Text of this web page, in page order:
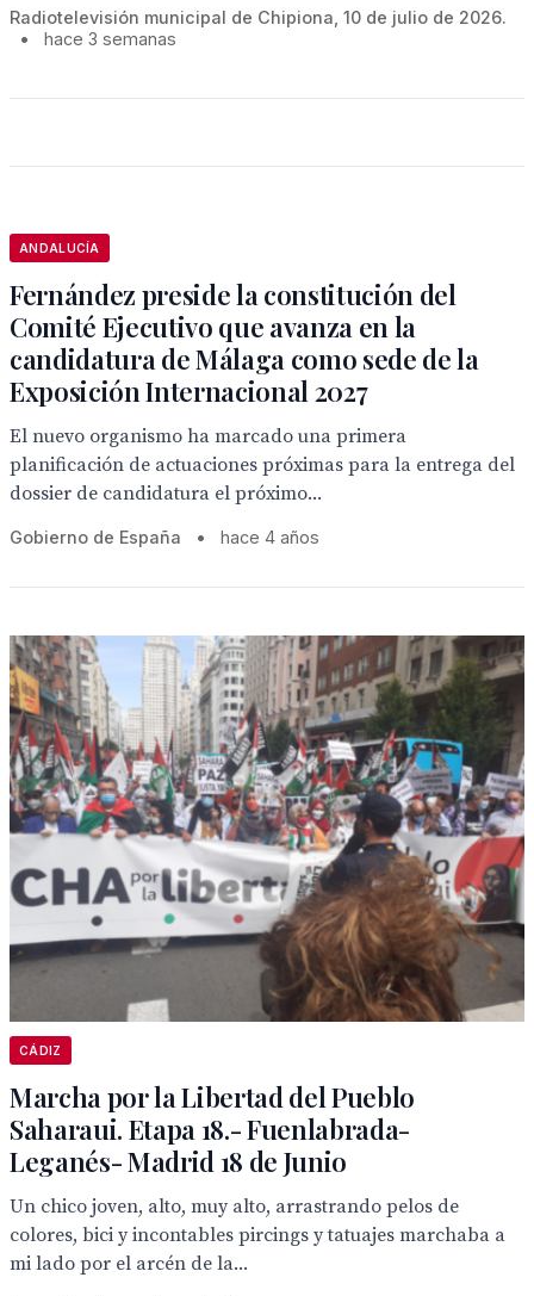
Radiotelevisión municipal de Chipiona, 10 de julio de 2026.
•
hace 3 semanas
ANDALUCÍA
Fernández preside la constitución del
Comité Ejecutivo que avanza en la
candidatura de Málaga como sede de la
Exposición Internacional 2027
El nuevo organismo ha marcado una primera
planificación de actuaciones próximas para la entrega del
dossier de candidatura el próximo...
Gobierno de España • hace 4 años
CÁDIZ
Marcha por la Libertad del Pueblo
Saharaui. Etapa 18.- Fuenlabrada-
Leganés- Madrid 18 de Junio
Un chico joven, alto, muy alto, arrastrando pelos de
colores, bici y incontables pircings y tatuajes marchaba a
mi lado por el arcén de la...